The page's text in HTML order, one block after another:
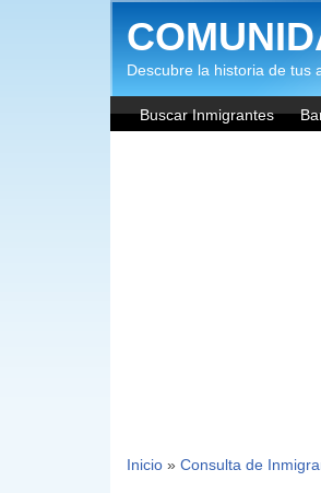
Pasar al contenido principal
Descubre la historia de tus
Buscar Inmigrantes
Inicio» Consulta de